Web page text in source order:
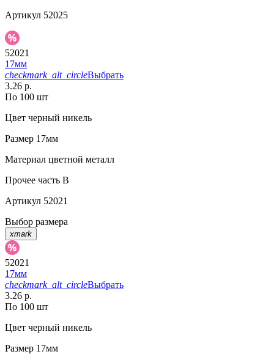
Артикул 52025
52021
17мм
checkmark_alt_circleВыбрать
3.26 р.
По 100 шт
Цвет черный никель
Размер 17мм
Материал цветной металл
Прочее часть B
Артикул 52021
Выбор размера
xmark
52021
17мм
checkmark_alt_circleВыбрать
3.26 р.
По 100 шт
Цвет черный никель
Размер 17мм